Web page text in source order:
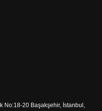
No:18-20 Başakşehir, İstanbul,